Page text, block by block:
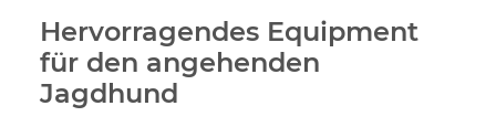
Hervorragendes Equipment
für den angehenden
Jagdhund